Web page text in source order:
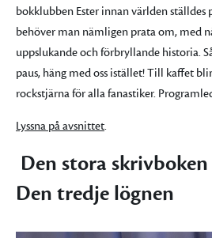
bokklubben Ester innan världen ställdes
behöver man nämligen prata om, med
uppslukande och förbryllande historia.
paus, häng med oss istället! Till kaffet
rockstjärna för alla fanastiker.
Lyssna på avsnittet.
Den stora skrivboken
Den tredje lögnen